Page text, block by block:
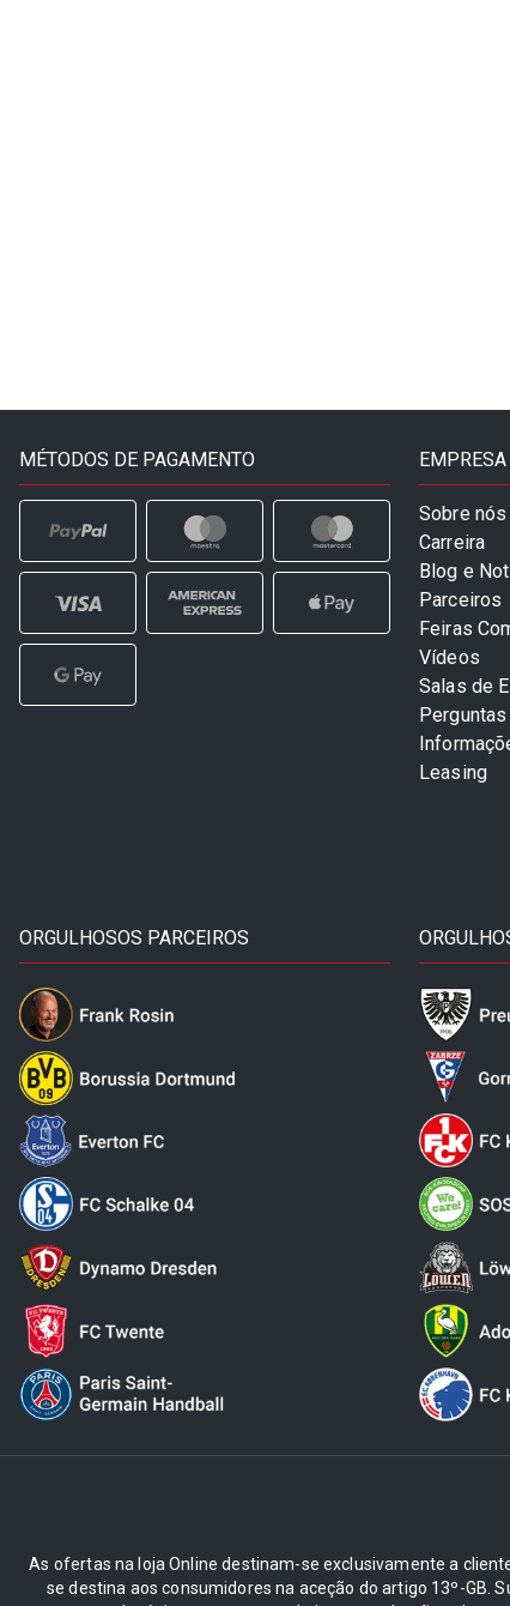
MÉTODOS DE PAGAMENTO EMPRESA
Sobre nós
Carreira
Blog e
Parceiros
Feiras
Vídeos
Salas de
Leasing
ORGULHOSOS PARCEIROS
As ofertas na loja Online destinam-se exclusivamente a
se destina aos consumidores na aceção do artigo 13º-GB.